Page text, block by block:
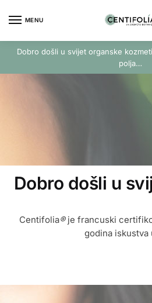
MENU
Dobro došli u svijet organske
polja…
Dobro došli u
Centifolia®je francuski
godina